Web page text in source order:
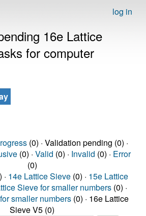
log in
16e Lattice
for computer
(0) · Validation pending (0) ·
(0) · Valid (0) · Invalid (0) · Error
(0)
· 14e Lattice Sieve (0) · 15e Lattice
Sieve for smaller numbers (0) ·
smaller numbers (0) · 16e Lattice
Sieve V5 (0)